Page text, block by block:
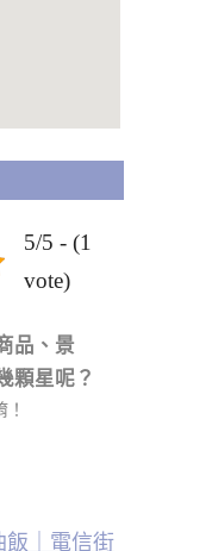
5/5 - (1
vote)
品、景
顆星呢？
飯｜電信街